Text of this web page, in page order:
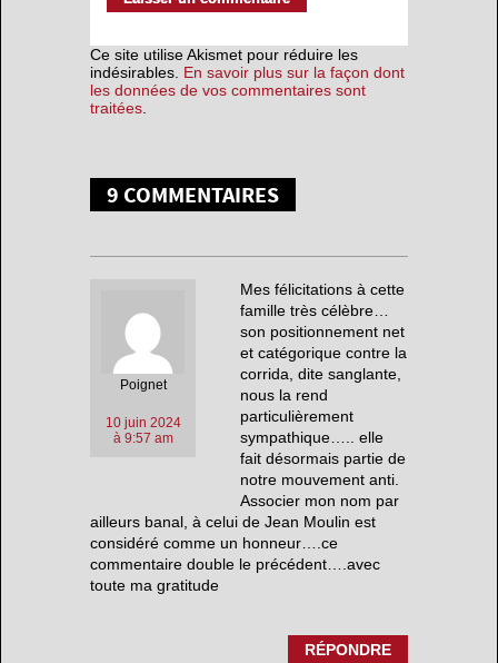
Ce site utilise Akismet pour réduire les
indésirables. En savoir plus sur la façon dont
les données de vos commentaires sont
traitées
9 COMMENTAIRES
Poignet
10 juin 2024
à 9:57 am
Mes félicitations à cette
famille très célèbre…
son positionnement net
et catégorique contre la
corrida, dite sanglante,
nous la rend
particulièrement
sympathique….. elle
fait désormais partie de
notre mouvement anti.
Associer mon nom par
ailleurs banal, à celui de Jean Moulin est
considéré comme un honneur….ce
commentaire double le précédent….avec
toute ma gratitude
RÉPONDRE